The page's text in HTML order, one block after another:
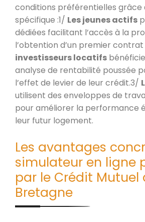
conditions préférentielles grâce
spécifique :1/ Les jeunes actifs
dédiées facilitant l’accès à la
l’obtention d’un premier
investisseurs locatifs
analyse de rentabilité poussée
l’effet de levier de leur crédit.3/
utilisent des enveloppes de
pour améliorer la performance
leur futur logement.
Les avantages
simulateur en ligne
par le Crédit Mutuel
Bretagne